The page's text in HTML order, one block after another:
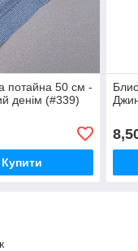
потайна 50 см -
денім (#339)
Купити